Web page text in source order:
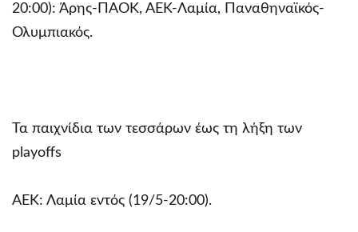
20:00): Άρης-ΠΑΟΚ, ΑΕΚ-Λαμία, Παναθηναϊκός-
Ολυμπιακός.
Τα παιχνίδια των τεσσάρων έως τη λήξη των
playoffs
ΑΕΚ: Λαμία εντός (19/5-20:00).